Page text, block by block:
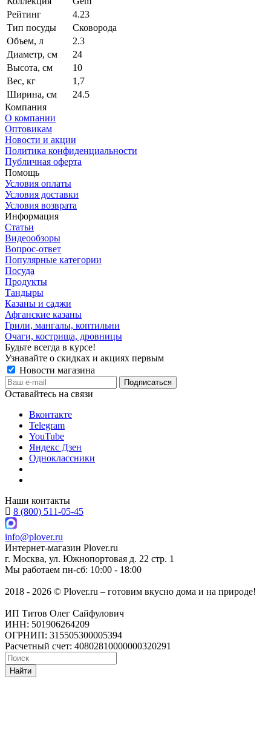
Рейтинг
4.23
Тип посуды
Сковорода
Объем, л
2.3
Диаметр, см
24
Высота, см
10
Вес, кг
1,7
Ширина, см
24.5
Компания
О компании
Оптовикам
Новости и акции
Политика конфиденциальности
Публичная оферта
Помощь
Условия оплаты
Условия доставки
Условия возврата
Информация
Статьи
Видеообзоры
Вопрос-ответ
Популярные категории
Посуда
Продукты
Тандыры
Казаны и саджи
Афганские казаны
Грили, мангалы, коптильни
Очаги, кострища, дровницы
Будьте всегда в курсе!
Узнавайте о скидках и акциях первым
Новости магазина
Оставайтесь на связи
Вконтакте
Telegram
YouTube
Яндекс Дзен
Одноклассники
Наши контакты
8 (800) 511-05-45
info@plover.ru
Интернет-магазин Plover.ru
г. Москва, ул. Южнопортовая д. 22 стр. 1
Мы работаем пн-сб: 10:00 - 18:00
2018 - 2026 © Plover.ru – готовим вкусно дома и на природе!
ИП Титов Олег Сайфулович
ИНН: 501906264209
ОГРНИП: 315505300005394
Расчетный счет: 40802810000000320291
Найти